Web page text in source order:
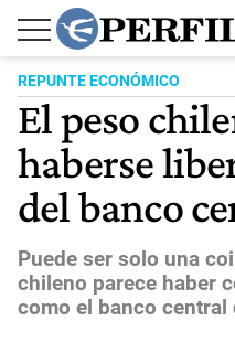
REPUNTE ECONÓMICO
El peso
haberse
del banco
Puede ser solo una
chileno parece haber
como el banco